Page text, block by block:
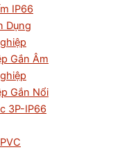
IP66
Dụng
Gắn Âm
Gắn Nổi
3P-IP66